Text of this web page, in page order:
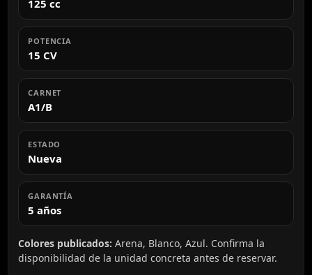
125 cc
POTENCIA
15 CV
CARNET
A1/B
ESTADO
Nueva
GARANTÍA
5 años
Colores publicados: Arena, Blanco, Azul. Confirma la
disponibilidad de la unidad concreta antes de reservar.